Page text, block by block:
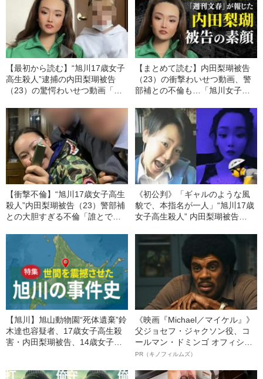
【最初から読む】“旭川17歳女子
高生殺人”逮捕の内田梨瑚被告
（23）の驚愕わいせつ動画「彼
る…」
【まとめて読む】内田梨瑚被告
（23）の衝撃わいせつ動画、警
部補との不倫も…「旭川女子高
まとめ
【衝撃不倫】“旭川17歳女子高生
殺人”内田梨瑚被告（23）警部補
との大胆すぎる不倫「誰とでも
《初公判》「ギャルのような風
貌で、本指名が一人」“旭川17歳
女子高生殺人” 内田梨瑚被告
り上げていた」
【旭川】旭山動物園“死体遺棄”鈴
木達也容疑者、17歳女子高生殺
害・内田梨瑚被告、14歳女子凍
《映画『Michael／マイケル』》
父ジョセフ・ジャクソン役、コ
ールマン・ドミンゴ オフィシャ
ルインタビュー“観客を魅了した
語る”《日本興収70億円突破》
PR（キノフィルムズ）